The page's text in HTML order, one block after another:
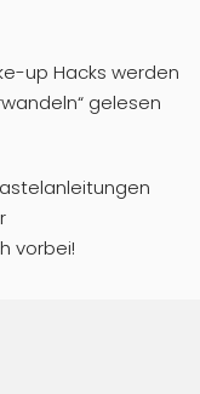
up Hacks werden
gelesen
vorbei!